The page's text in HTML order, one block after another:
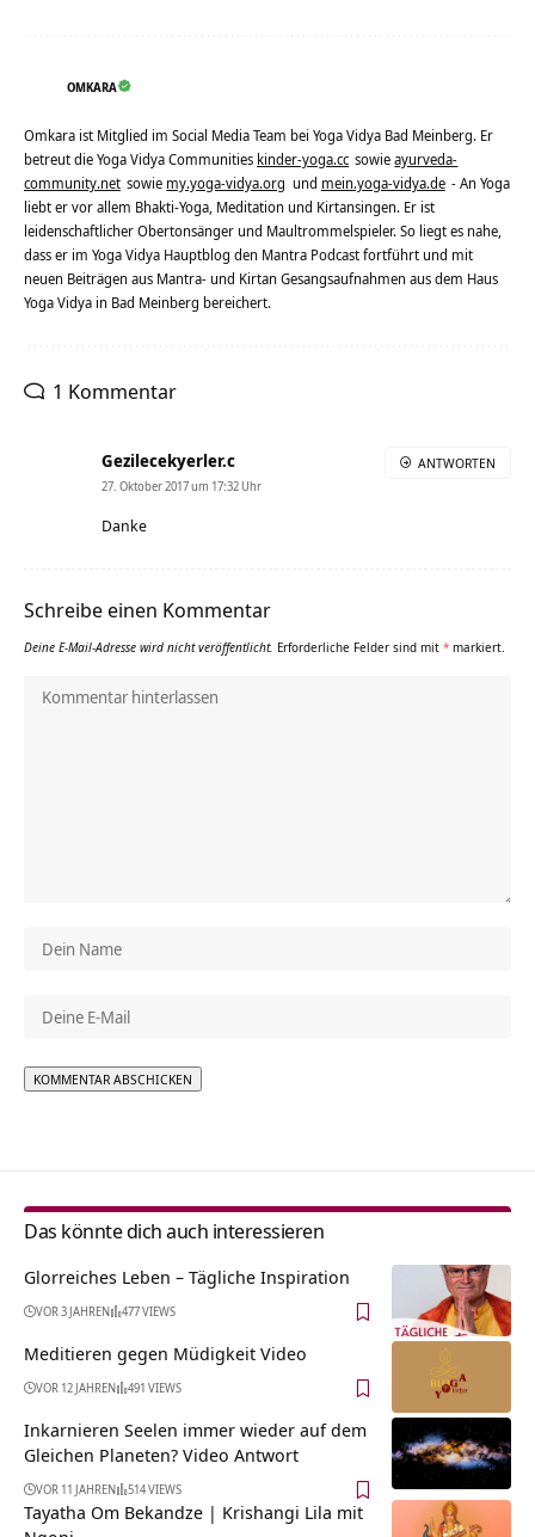
OMKARA
Omkara ist Mitglied im Social Media Team bei Yoga Vidya Bad Meinberg. Er
betreut die Yoga Vidya Communities kinder-yoga.cc sowieayurveda-
community.net sowie my.yoga-vidya.org und mein.yoga-vidya.de - An Yoga
liebt er vor allem Bhakti-Yoga, Meditation und Kirtansingen. Er ist
leidenschaftlicher Obertonsänger und Maultrommelspieler. So liegt es nahe,
dass er im Yoga Vidya Hauptblog den Mantra Podcast fortführt und mit
neuen Beiträgen aus Mantra- und Kirtan Gesangsaufnahmen aus dem Haus
Yoga Vidya in Bad Meinberg bereichert.
1 Kommentar
Gezilecekyerler.c
27. Oktober 2017 um 17:32 Uhr
Danke
ANTWORTEN
Schreibe einen Kommentar
Deine E-Mail-Adresse wird nicht veröffentlicht. Erforderliche Felder sind mit * markiert.
Das könnte dich auch interessieren
Glorreiches Leben – Tägliche Inspiration
VOR 3 JAHREN 477 VIEWS
Meditieren gegen Müdigkeit Video
VOR 12 JAHREN 491 VIEWS
Inkarnieren Seelen immer wieder auf dem
Gleichen Planeten? Video Antwort
VOR 11 JAHREN 514 VIEWS
Tayatha Om Bekandze | Krishangi Lila mit